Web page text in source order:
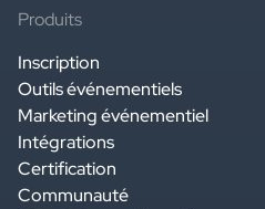
Produits
Inscription
Outils événementiels
Marketing événementiel
Intégrations
Certification
Communauté